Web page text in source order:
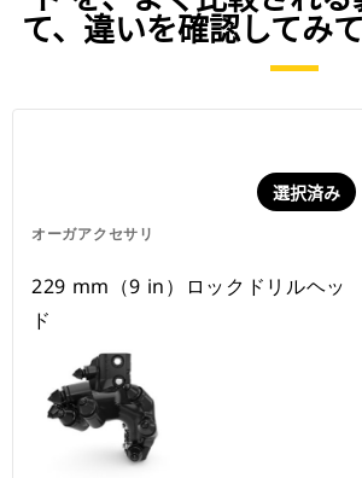
て、違いを確認してみ
オーガアクセサリ
選択済み
229 mm（9 in）ロックドリルヘッ
ド